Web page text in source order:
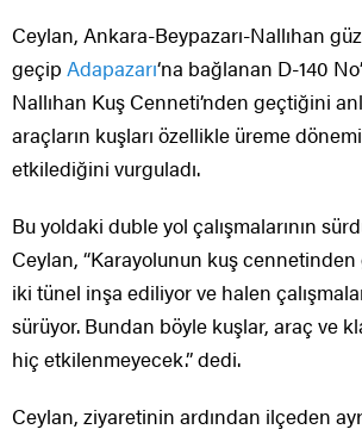
Ceylan, Ankara-Beypazarı-Nallıhan
geçip Adapazarı‘na bağlanan D-140
Nallıhan Kuş Cenneti’nden geçtiğini
araçların kuşları özellikle üreme
etkilediğini vurguladı.
Bu yoldaki duble yol çalışmalarının
Ceylan, “Karayolunun kuş
iki tünel inşa ediliyor ve halen
sürüyor. Bundan böyle kuşlar, araç ve
hiç etkilenmeyecek.” dedi.
Ceylan, ziyaretinin ardından ilçeden